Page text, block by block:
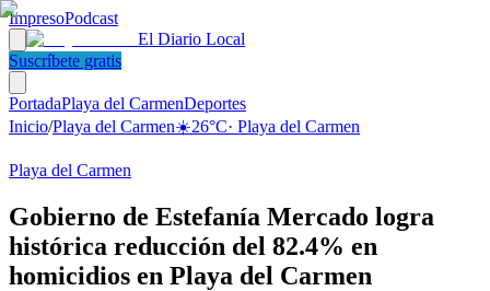
ImpresoPodcast
El Diario Local
Suscríbete gratis
PortadaPlaya del CarmenDeportes
Inicio/Playa del Carmen☀️26°C· Playa del Carmen
Playa del Carmen
Gobierno de Estefanía Mercado logra
histórica reducción del 82.4% en
homicidios en Playa del Carmen